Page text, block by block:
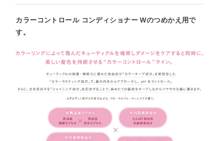
カラーコントロール コンディショナー Wのつめかえ用で
す。